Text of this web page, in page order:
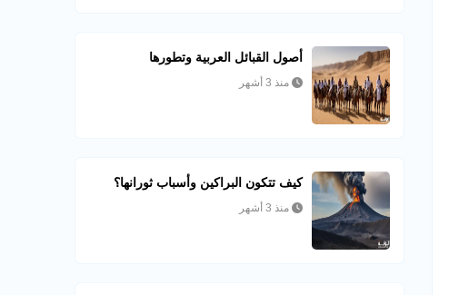
أصول القبائل العربية وتطورها
منذ 3 أشهر
كيف تتكون البراكين وأسباب ثورانها؟
منذ 3 أشهر